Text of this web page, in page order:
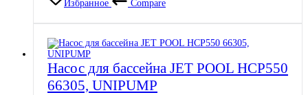
Избранное
Compare
Насос для бассейна JET POOL HCP550
66305, UNIPUMP